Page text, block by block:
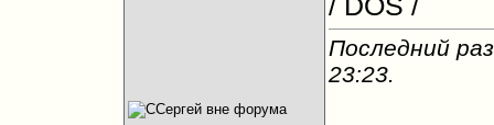
Последний
23:23.